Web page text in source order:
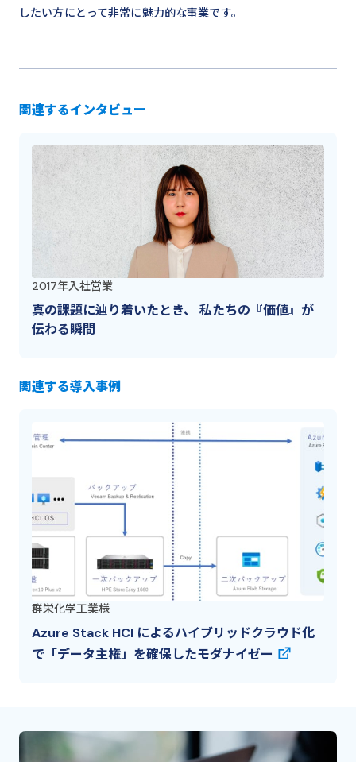
したい方にとって非常に魅力的な事業です。
関連するインタビュー
2017年入社営業
真の課題に辿り着いたとき、 私たちの『価値』が
伝わる瞬間
関連する導入事例
群栄化学工業様
Azure Stack HCI によるハイブリッドクラウド化
で「データ主権」を確保したモダナイゼー